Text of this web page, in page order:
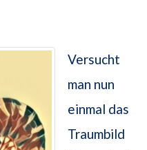
Versucht
man nun
einmal das
Traumbild